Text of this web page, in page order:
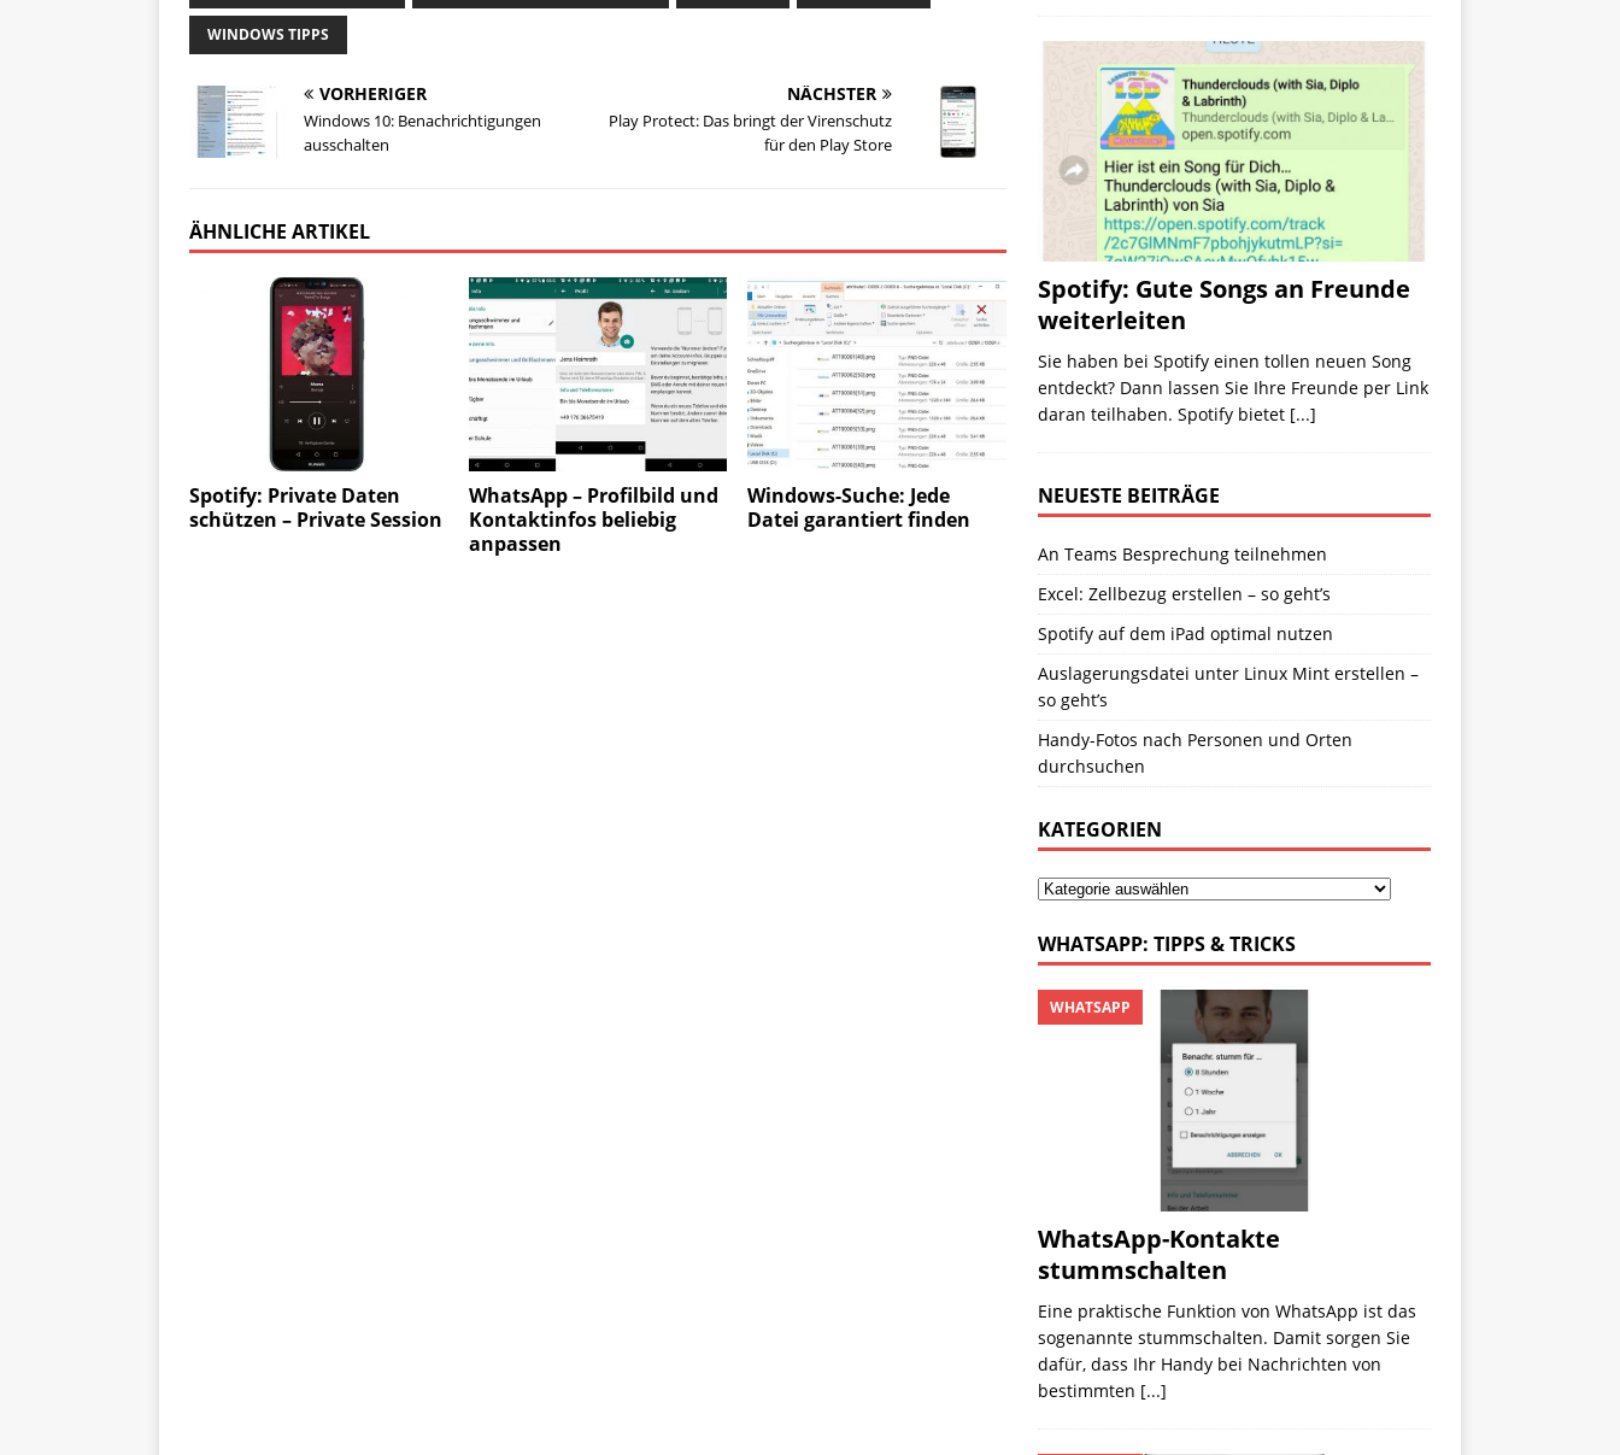
WINDOWS TIPPS
VORHERIGER
Windows 10: Benachrichtigungen
ausschalten
NÄCHSTER
Play Protect: Das bringt der Virenschutz
für den Play Store
ÄHNLICHE ARTIKEL
Spotify: Private Daten
schützen – Private Session
WhatsApp – Profilbild und
Kontaktinfos beliebig
anpassen
Windows-Suche: Jede
Datei garantiert finden
Spotify: Gute Songs an Freunde
weiterleiten
Sie haben bei Spotify einen tollen neuen Song
entdeckt? Dann lassen Sie Ihre Freunde per Link
daran teilhaben. Spotify bietet [...]
NEUESTE BEITRÄGE
An Teams Besprechung teilnehmen
Excel: Zellbezug erstellen – so geht’s
Spotify auf dem iPad optimal nutzen
Auslagerungsdatei unter Linux Mint erstellen –
so geht’s
Handy-Fotos nach Personen und Orten
durchsuchen
KATEGORIEN
WHATSAPP: TIPPS & TRICKS
WhatsApp-Kontakte
stummschalten
WHATSAPP
Eine praktische Funktion von WhatsApp ist das
sogenannte stummschalten. Damit sorgen Sie
dafür, dass Ihr Handy bei Nachrichten von
bestimmten [...]